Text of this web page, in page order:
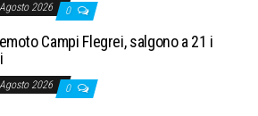
2026 0
Campi Flegrei, salgono a 21 i
2026 0